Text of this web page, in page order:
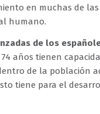
en muchas de
humano.
de los
años tienen
de la población
tiene para el